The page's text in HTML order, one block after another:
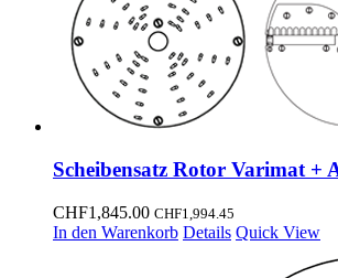
Scheibensatz Rotor Varimat +
CHF1,845.00 CHF1,994.45
In den Warenkorb Details Quick View